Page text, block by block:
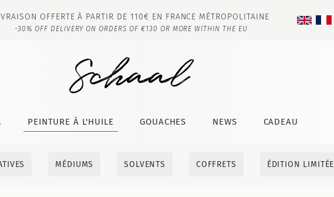
OFFERTE À PARTIR DE 110€ EN FRANCE MÉTROPOLITAINE
-30% OFF DELIVERY ON ORDERS OF €130 OR MORE WITHIN THE EU
PEINTURE À L'HUILE GOUACHES NEWS CADEAU
MÉDIUMS SOLVENTS COFFRETS ÉDITION LIMITÉE